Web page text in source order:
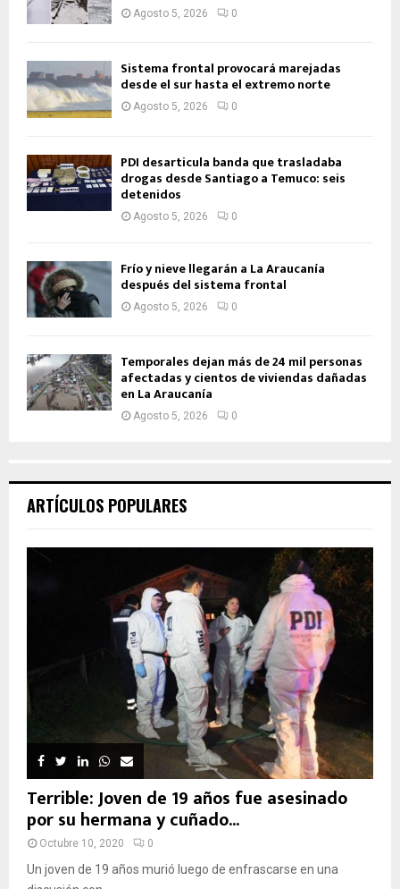
Agosto 5, 2026 0
Sistema frontal provocará marejadas
desde el sur hasta el extremo norte
Agosto 5, 2026 0
PDI desarticula banda que trasladaba
drogas desde Santiago a Temuco: seis
detenidos
Agosto 5, 2026 0
Frío y nieve llegarán a La Araucanía
después del sistema frontal
Agosto 5, 2026 0
Temporales dejan más de 24 mil personas
afectadas y cientos de viviendas dañadas
en La Araucanía
Agosto 5, 2026 0
ARTÍCULOS POPULARES
Terrible: Joven de 19 años fue asesinado
por su hermana y cuñado...
Octubre 10, 2020 0
Un joven de 19 años murió luego de enfrascarse en una